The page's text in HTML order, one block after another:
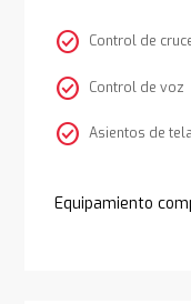
check_circle Control de
check_circle Control de voz
check_circle Asientos de tela
Equipamiento